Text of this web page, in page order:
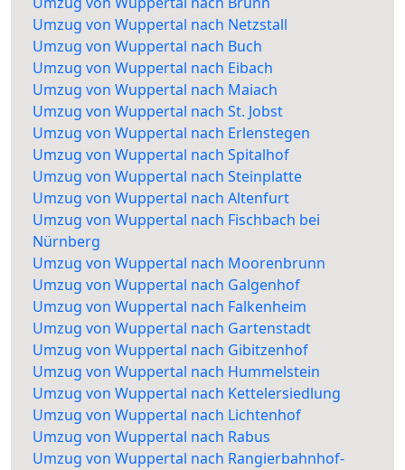
Umzug von Wuppertal nach Netzstall
Umzug von Wuppertal nach Buch
Umzug von Wuppertal nach Eibach
Umzug von Wuppertal nach Maiach
Umzug von Wuppertal nach St. Jobst
Umzug von Wuppertal nach Erlenstegen
Umzug von Wuppertal nach Spitalhof
Umzug von Wuppertal nach Steinplatte
Umzug von Wuppertal nach Altenfurt
Umzug von Wuppertal nach Fischbach bei
Nürnberg
Umzug von Wuppertal nach Moorenbrunn
Umzug von Wuppertal nach Galgenhof
Umzug von Wuppertal nach Falkenheim
Umzug von Wuppertal nach Gartenstadt
Umzug von Wuppertal nach Gibitzenhof
Umzug von Wuppertal nach Hummelstein
Umzug von Wuppertal nach Kettelersiedlung
Umzug von Wuppertal nach Lichtenhof
Umzug von Wuppertal nach Rabus
Umzug von Wuppertal nach Rangierbahnhof-